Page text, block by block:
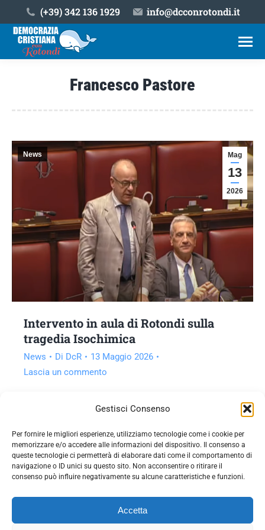
Gestisci Consenso
Per fornire le migliori esperienze, utilizziamo tecnologie come i cookie per
memorizzare e/o accedere alle informazioni del dispositivo. Il consenso a
queste tecnologie ci permetterà di elaborare dati come il comportamento di
navigazione o ID unici su questo sito. Non acconsentire o ritirare il
consenso può influire negativamente su alcune caratteristiche e funzioni.
Accetta
(+39) ‎342 136 1929 info@dcconrotondi.it
Francesco Pastore
Mag
13
2026
News
Intervento in aula di Rotondi sulla
tragedia Isochimica
News Di DcR
13 Maggio 2026
Lascia un commento